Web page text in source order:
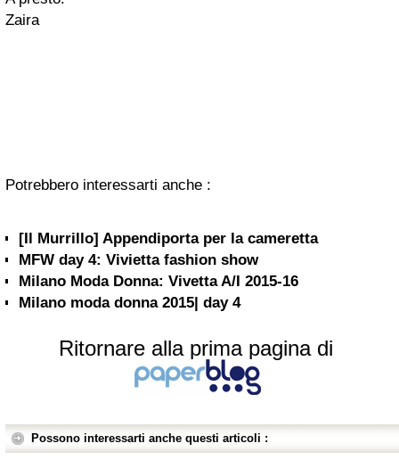
Zaira
Potrebbero interessarti anche :
[Il Murrillo] Appendiporta per la cameretta
MFW day 4: Vivietta fashion show
Milano Moda Donna: Vivetta A/I 2015-16
Milano moda donna 2015| day 4
Ritornare alla prima pagina di
Possono interessarti anche questi articoli :